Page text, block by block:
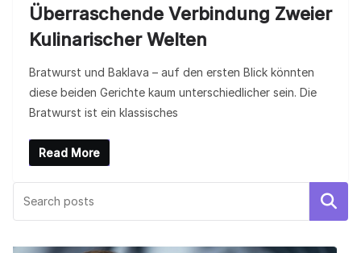
Überraschende Verbindung Zweier
Kulinarischer Welten
Bratwurst und Baklava – auf den ersten Blick könnten
diese beiden Gerichte kaum unterschiedlicher sein. Die
Bratwurst ist ein klassisches
Read More
Search